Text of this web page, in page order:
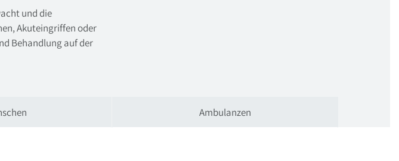
und die
Akuteingriffen oder
Behandlung auf der
Ambulanzen